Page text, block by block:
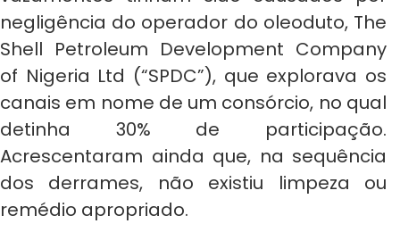
negligência do operador do oleoduto, The
Shell Petroleum Development Company
of Nigeria Ltd (“SPDC”), que explorava os
canais em nome de um consórcio, no qual
detinha 30% de participação.
Acrescentaram ainda que, na sequência
dos derrames, não existiu limpeza ou
remédio apropriado.